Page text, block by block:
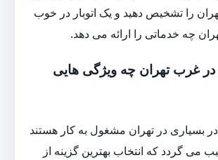
را تشخیص دهید و یک اتوبار در خوب
چه خدماتی را ارائه می دهد.
در غرب تهران چه ویژگی هایی
بسیاری در تهران مشغول به کار هستند
گردد که انتخاب بهترین گزینه از